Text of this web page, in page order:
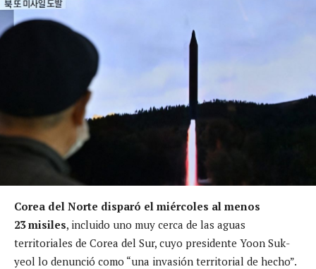
Corea del Norte disparó el miércoles al menos
23 misiles, incluido uno muy cerca de las aguas
territoriales de Corea del Sur, cuyo presidente Yoon Suk-
yeol lo denunció como “una invasión territorial de hecho”.